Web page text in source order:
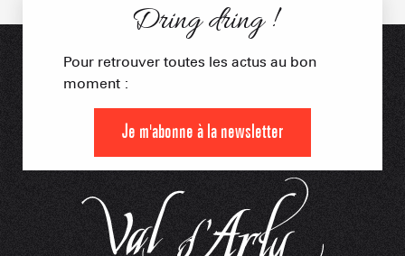
Dring dring !
Pour retrouver toutes les actus au bon
moment :
Je m'abonne à la newsletter